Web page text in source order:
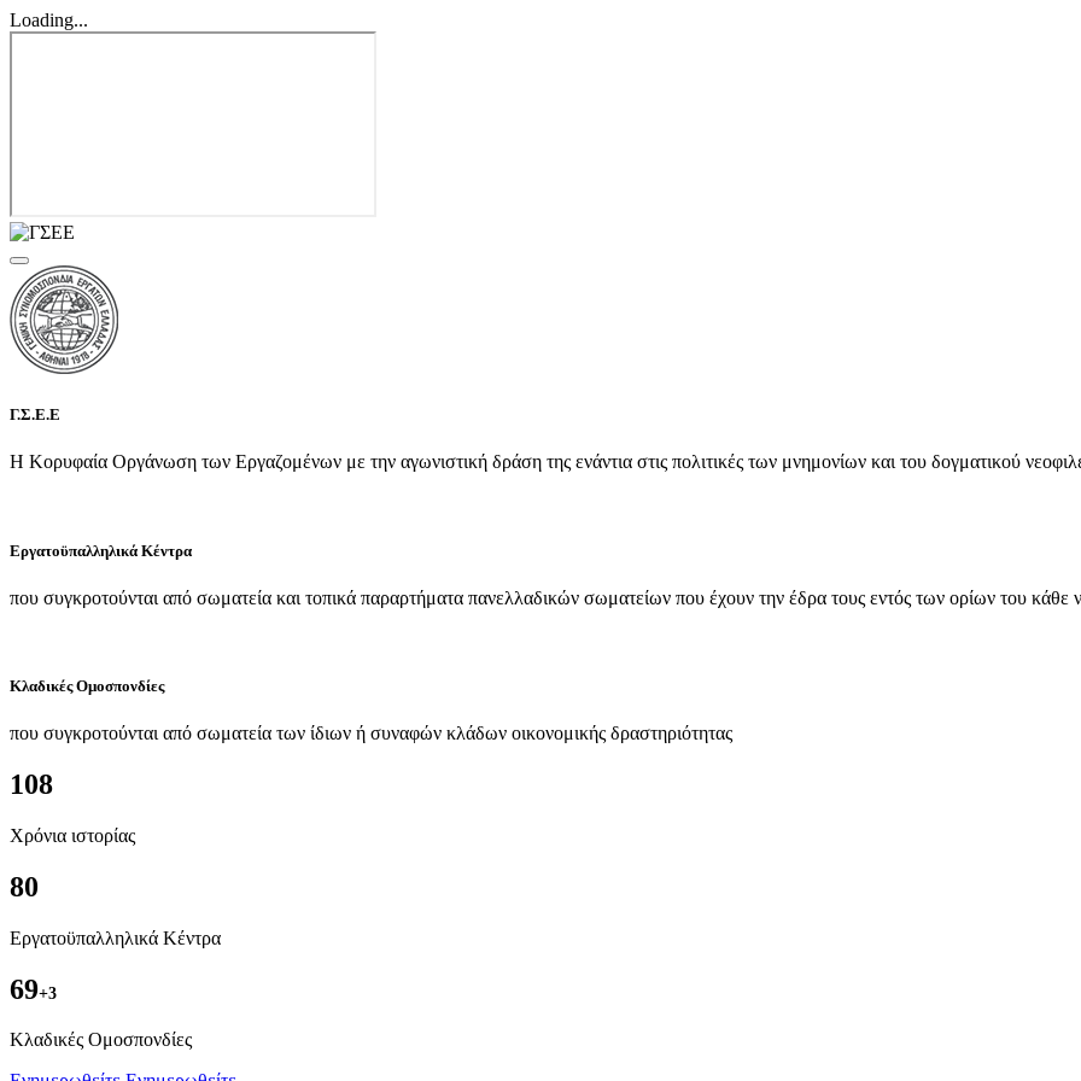
Loading...
Γ.Σ.Ε.Ε
Η Κορυφαία Οργάνωση των Εργαζομένων με την αγωνιστική δράση της ενάντια στις πολιτικές των μνημονίων και του δογματικού
Εργατοϋπαλληλικά Κέντρα
που συγκροτούνται από σωματεία και τοπικά παραρτήματα πανελλαδικών σωματείων που έχουν την έδρα τους εντός των ορίων του κάθε
Κλαδικές Ομοσπονδίες
που συγκροτούνται από σωματεία των ίδιων ή συναφών κλάδων οικονομικής δραστηριότητας
108
Χρόνια ιστορίας
80
Εργατοϋπαλληλικά Κέντρα
69+3
Kλαδικές Ομοσπονδίες